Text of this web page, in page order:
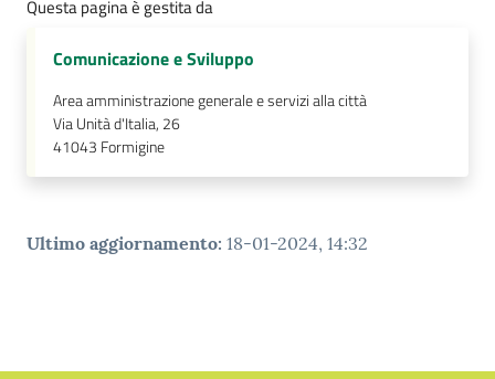
Questa pagina è gestita da
Comunicazione e Sviluppo
Area amministrazione generale e servizi alla città
Via Unità d'Italia, 26
41043 Formigine
Ultimo aggiornamento: 18-01-2024, 14:32